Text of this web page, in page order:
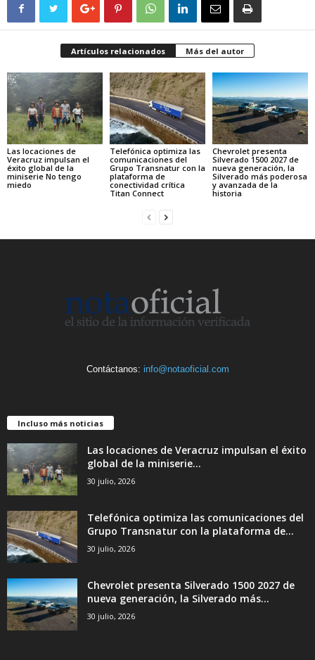
Artículos relacionados Más del autor
Las locaciones de
Veracruz impulsan el
éxito global de la
miniserie No tengo
miedo
Telefónica optimiza las
comunicaciones del
Grupo Transnatur con la
plataforma de
conectividad crítica
Titan Connect
Chevrolet presenta
Silverado 1500 2027 de
nueva generación, la
Silverado más poderosa
y avanzada de la
historia
Contáctanos: info@notaoficial.com
Incluso más noticias
Las locaciones de Veracruz impulsan el éxito
global de la miniserie...
30 julio, 2026
Telefónica optimiza las comunicaciones del
Grupo Transnatur con la plataforma de...
30 julio, 2026
Chevrolet presenta Silverado 1500 2027 de
nueva generación, la Silverado más...
30 julio, 2026